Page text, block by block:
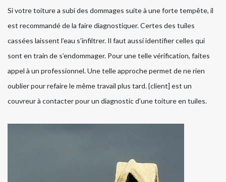
Si votre toiture a subi des dommages suite à une forte tempête, il
est recommandé de la faire diagnostiquer. Certes des tuiles
cassées laissent l’eau s’infiltrer. Il faut aussi identifier celles qui
sont en train de s’endommager. Pour une telle vérification, faites
appel à un professionnel. Une telle approche permet de ne rien
oublier pour refaire le même travail plus tard. {client] est un
couvreur à contacter pour un diagnostic d’une toiture en tuiles.